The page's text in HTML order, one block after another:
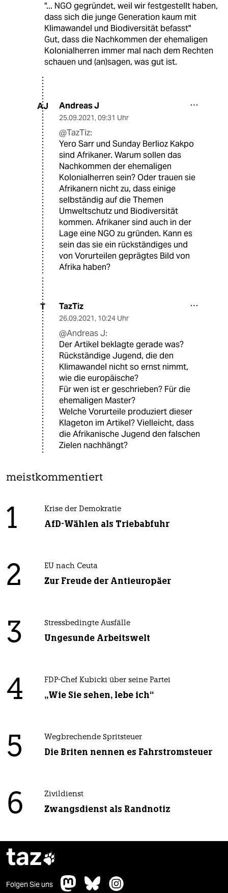
"... NGO gegründet, weil wir festgestellt haben,
dass sich die junge Generation kaum mit
Klimawandel und Biodiversität befasst"
Gut, dass die Nachkommen der ehemaligen
Kolonialherren immer mal nach dem Rechten
schauen und (an)sagen, was gut ist.
AJ Andreas J
25.09.2021, 09:31 Uhr
@TazTiz:
Yero Sarr und Sunday Berlioz Kakpo
sind Afrikaner. Warum sollen das
Nachkommen der ehemaligen
Kolonialherren sein? Oder trauen sie
Afrikanern nicht zu, dass einige
selbständig auf die Themen
Umweltschutz und Biodiversität
kommen. Afrikaner sind auch in der
Lage eine NGO zu gründen. Kann es
sein das sie ein rückständiges und
von Vorurteilen geprägtes Bild von
Afrika haben?
T TazTiz
26.09.2021, 10:24 Uhr
@Andreas J:
Der Artikel beklagte gerade was?
Rückständige Jugend, die den
Klimawandel nicht so ernst nimmt,
wie die europäische?
Für wen ist er geschrieben? Für die
ehemaligen Master?
Welche Vorurteile produziert dieser
Klageton im Artikel? Vielleicht, dass
die Afrikanische Jugend den falschen
Zielen nachhängt?
meistkommentiert
1 Krise der Demokratie
AfD-Wählen als Triebabfuhr
2 EU nach Ceuta
Zur Freude der Antieuropäer
3 Stressbedingte Ausfälle
Ungesunde Arbeitswelt
4 FDP-Chef Kubicki über seine Partei
„Wie Sie sehen, lebe ich“
5 Wegbrechende Spritsteuer
Die Briten nennen es Fahrstromsteuer
6 Zivildienst
Zwangsdienst als Randnotiz
taz
Folgen Sie uns